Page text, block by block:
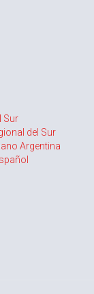
Sur
del Sur
Argentina